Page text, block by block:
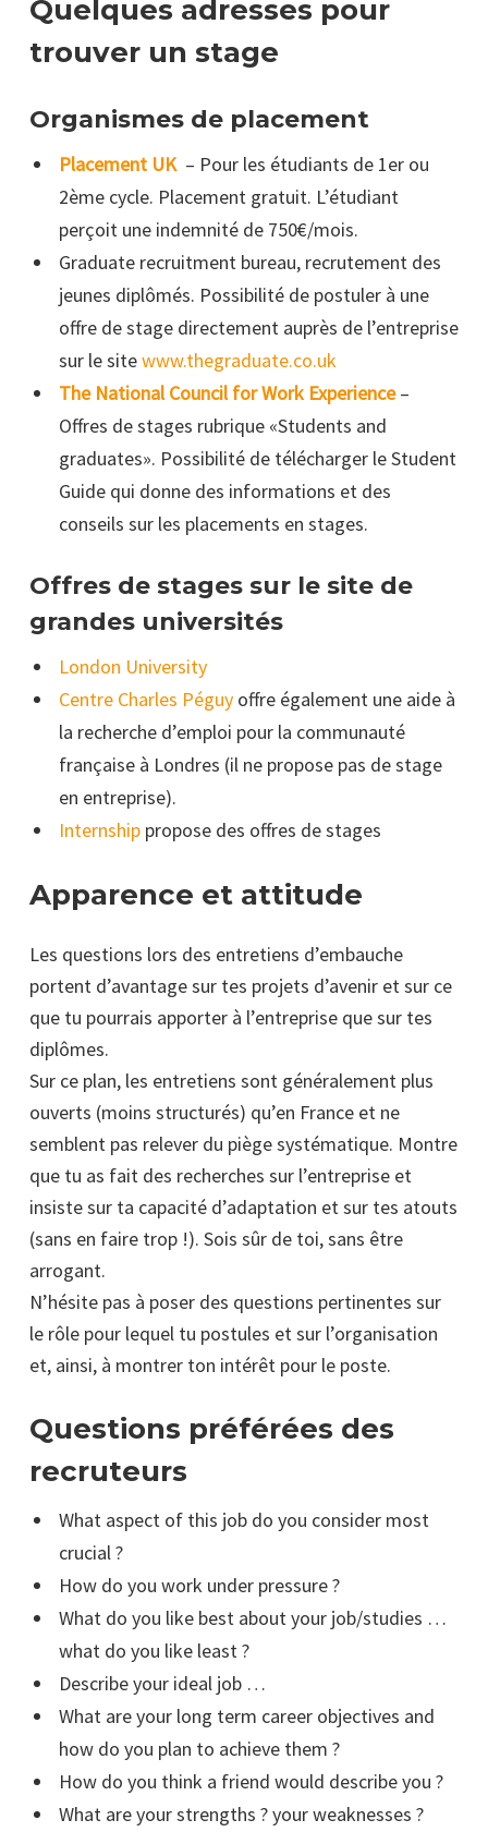
Quelques adresses pour
trouver un stage
Organismes de placement
Placement UK– Pour les étudiants de 1er ou
2ème cycle. Placement gratuit. L’étudiant
perçoit une indemnité de 750€/mois.
Graduate recruitment bureau, recrutement des
jeunes diplômés. Possibilité de postuler à une
offre de stage directement auprès de l’entreprise
sur le sitewww.thegraduate.co.uk
The National Council for Work Experience–
Offres de stages rubrique «Students and
graduates». Possibilité de télécharger le Student
Guide qui donne des informations et des
conseils sur les placements en stages.
Offres de stages sur le site de
grandes universités
London University
Centre Charles Péguyoffre également une aide à
la recherche d’emploi pour la communauté
française à Londres (il ne propose pas de stage
en entreprise).
Internshippropose des offres de stages
Apparence et attitude
Les questions lors des entretiens d’embauche
portent d’avantage sur tes projets d’avenir et sur ce
que tu pourrais apporter à l’entreprise que sur tes
diplômes.
Sur ce plan, les entretiens sont généralement plus
ouverts (moins structurés) qu’en France et ne
semblent pas relever du piège systématique. Montre
que tu as fait des recherches sur l’entreprise et
insiste sur ta capacité d’adaptation et sur tes atouts
(sans en faire trop !). Sois sûr de toi, sans être
arrogant.
N’hésite pas à poser des questions pertinentes sur
le rôle pour lequel tu postules et sur l’organisation
et, ainsi, à montrer ton intérêt pour le poste.
Questions préférées des
recruteurs
What aspect of this job do you consider most
crucial ?
How do you work under pressure ?
What do you like best about your job/studies …
what do you like least ?
Describe your ideal job …
What are your long term career objectives and
how do you plan to achieve them ?
How do you think a friend would describe you ?
What are your strengths ? your weaknesses ?